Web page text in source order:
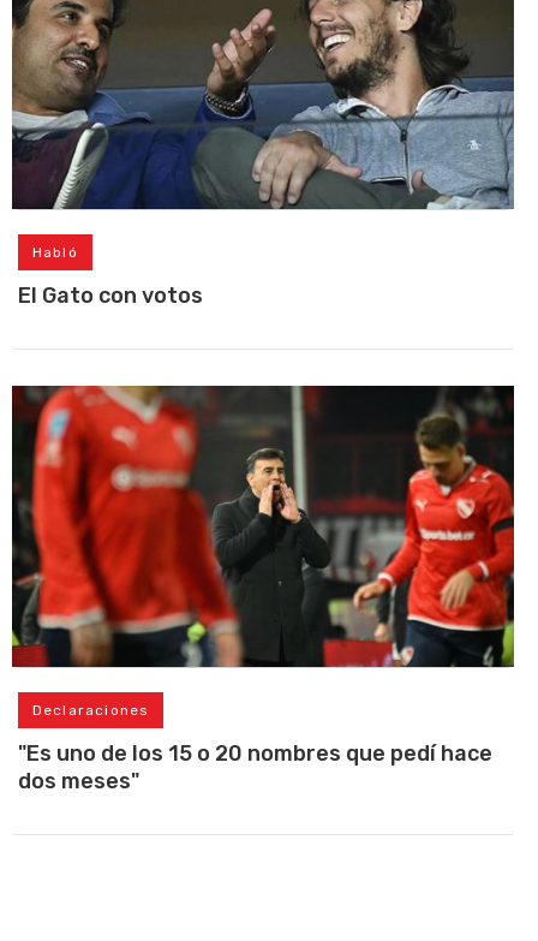
Habló
El Gato con votos
Declaraciones
"Es uno de los 15 o 20 nombres que pedí hace
dos meses"